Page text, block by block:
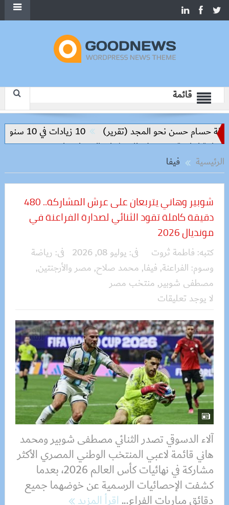
قائمة
حسن نحو المجد (تقرير)
10 زيادات في 10 سنوات.. هل حان الوقت لرفع دعم البنزين نهائيا؟
ترتكز على الاستثمار والتكنولوجيا
الرئيسية
فيفا
شوبير وهاني يتربعان على عرش المشاركة.. 480
دقيقة كاملة تقود الثنائي لصدارة الفراعنة في
مونديال 2026
كتبه: فاطمة ثروت فى: يوليو 08, 2026 فى: رياضة
وسوم: الفراعنة, فيفا, محمد صلاح, مصر والأرجنتين,
مصطفى شوبير, منتخب مصر
لا يوجد تعليقات
آلاء الدسوقي تصدر الثنائي مصطفى شوبير ومحمد
هاني قائمة لاعبي المنتخب الوطني المصري الأكثر
مشاركة في نهائيات كأس العالم 2026، بعدما
كشفت الإحصائيات الرسمية عن خوضهما جميع
دقائق مباريات الفراع...اقرأ المزيد